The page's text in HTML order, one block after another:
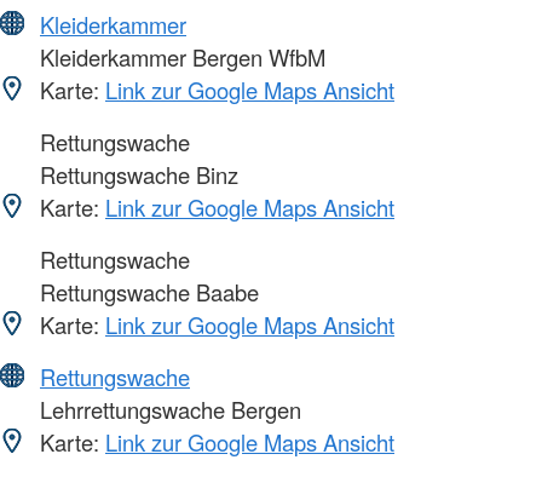
Kleiderkammer
Kleiderkammer Bergen WfbM
Karte: Link zur Google Maps Ansicht
Rettungswache
Rettungswache Binz
Karte: Link zur Google Maps Ansicht
Rettungswache
Rettungswache Baabe
Karte: Link zur Google Maps Ansicht
Rettungswache
Lehrrettungswache Bergen
Karte: Link zur Google Maps Ansicht